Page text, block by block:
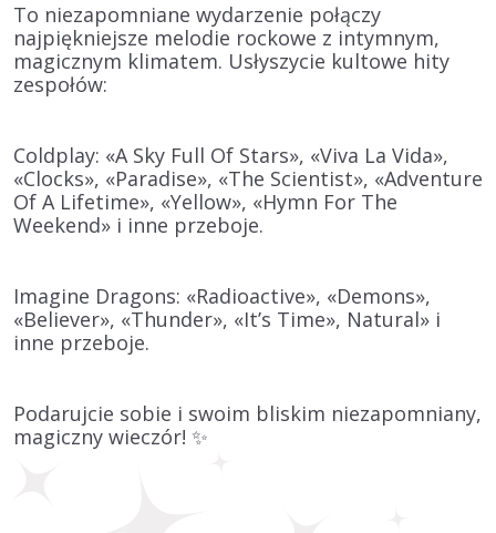
To niezapomniane wydarzenie połączy
najpiękniejsze melodie rockowe z intymnym,
magicznym klimatem. Usłyszycie kultowe hity
zespołów:
Coldplay: «A Sky Full Of Stars», «Viva La Vida»,
«Clocks», «Paradise», «The Scientist», «Adventure
Of A Lifetime», «Yellow», «Hymn For The
Weekend» i inne przeboje.
Imagine Dragons: «Radioactive», «Demons»,
«Believer», «Thunder», «It’s Time», Natural» i
inne przeboje.
Podarujcie sobie i swoim bliskim niezapomniany,
magiczny wieczór! ✨